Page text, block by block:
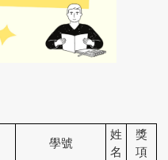
學號
姓
名
獎
項